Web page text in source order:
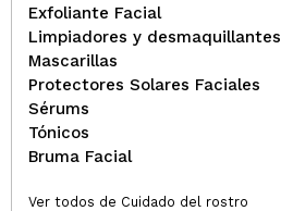
Exfoliante Facial
Limpiadores y desmaquillantes
Mascarillas
Protectores Solares Faciales
Sérums
Tónicos
Bruma Facial
Ver todos de Cuidado del rostro